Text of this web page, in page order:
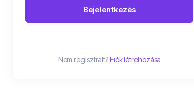
Bejelentkezés
Nem regisztrált? Fiók létrehozása